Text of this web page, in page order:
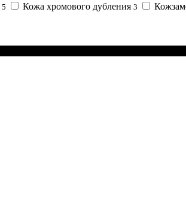
5 Кожа хромового дубления 3